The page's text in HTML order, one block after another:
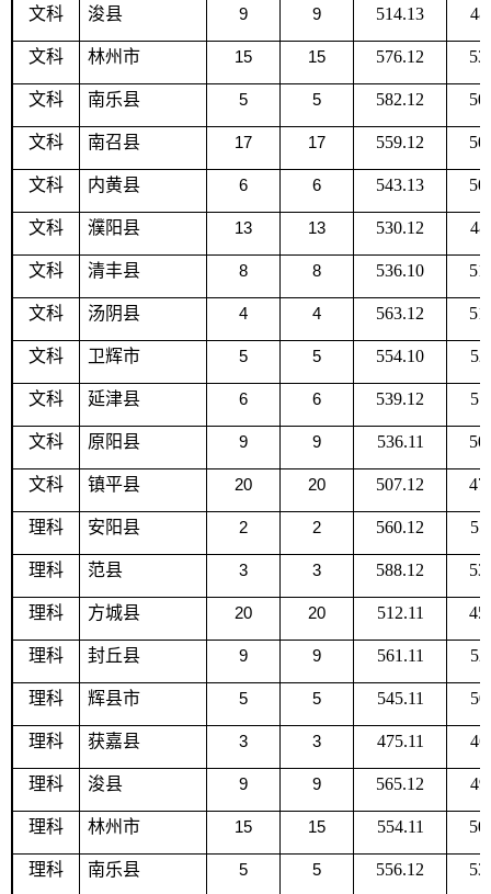
文科 浚县 9 9 514.13
文科 林州市 15 15 576.12
文科 南乐县 5 5 582.12
文科 南召县 17 17 559.12
文科 内黄县 6 6 543.13
文科 濮阳县 13 13 530.12
文科 清丰县 8 8 536.10
文科 汤阴县 4 4 563.12
文科 卫辉市 5 5 554.10
文科 延津县 6 6 539.12
文科 原阳县 9 9 536.11
文科 镇平县 20 20 507.12
理科 安阳县 2 2 560.12
理科 范县 3 3 588.12
理科 方城县 20 20 512.11
理科 封丘县 9 9 561.11
理科 辉县市 5 5 545.11
理科 获嘉县 3 3 475.11
理科 浚县 9 9 565.12
理科 林州市 15 15 554.11
理科 南乐县 5 5 556.12